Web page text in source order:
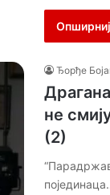
Ђорђе
не
(2)